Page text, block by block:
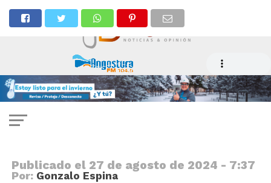
En Punta Arenas continúa la
principal reunión mundial de
ciencia antártica
Publicado el 27 de agosto de 2024 - 7:37
Por: Gonzalo Espina